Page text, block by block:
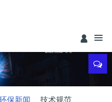
保新闻 技术规范